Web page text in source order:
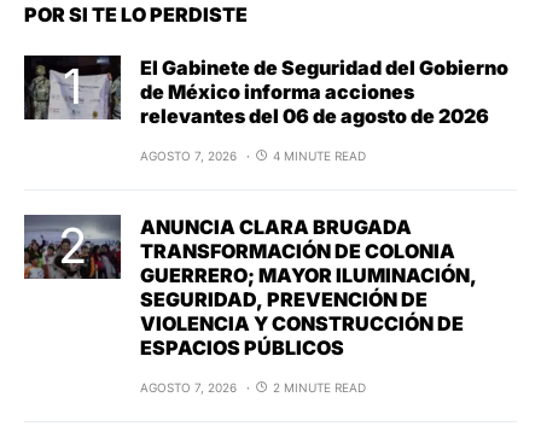
POR SI TE LO PERDISTE
El Gabinete de Seguridad del Gobierno
de México informa acciones
relevantes del 06 de agosto de 2026
AGOSTO 7, 2026 4 MINUTE READ
ANUNCIA CLARA BRUGADA
TRANSFORMACIÓN DE COLONIA
GUERRERO; MAYOR ILUMINACIÓN,
SEGURIDAD, PREVENCIÓN DE
VIOLENCIA Y CONSTRUCCIÓN DE
ESPACIOS PÚBLICOS
AGOSTO 7, 2026 2 MINUTE READ